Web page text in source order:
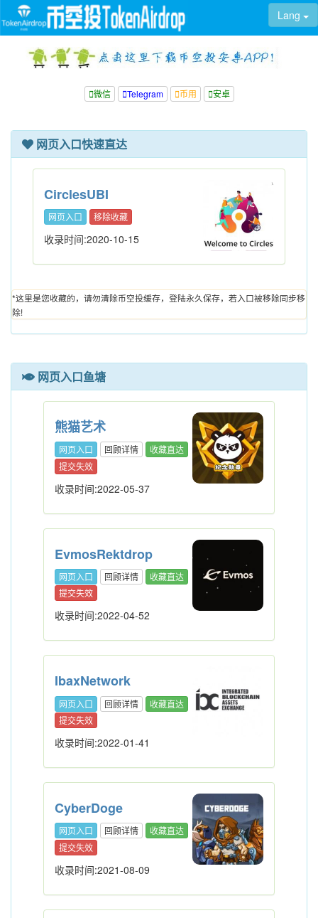
Lang
微信 Telegram 币用 安卓
网页入口快速直达
CirclesUBI
网页入口 移除收藏
收录时间:2020-10-15
*这里是您收藏的，请勿清除币空投缓存，登陆永久保存，若入口被移除同步移
除!
网页入口鱼塘
熊猫艺术
网页入口 回顾详情
收藏直达
提交失效
收录时间:2022-05-37
EvmosRektdrop
网页入口 回顾详情
收藏直达
提交失效
收录时间:2022-04-52
IbaxNetwork
网页入口 回顾详情
收藏直达
提交失效
收录时间:2022-01-41
CyberDoge
网页入口 回顾详情
收藏直达
提交失效
收录时间:2021-08-09